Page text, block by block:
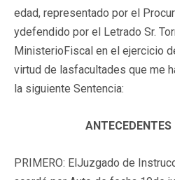
edad, representado por el
ydefendido por el Letrado Sr.
MinisterioFiscal en el ejercicio
virtud de lasfacultades que me
la siguiente Sentencia:
ANTECEDENTES
PRIMERO: ElJuzgado de